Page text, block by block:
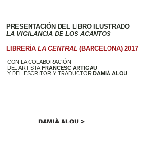
PRESENTACIÓN DEL LIBRO ILUSTRADO
LA VIGILANCIA DE LOS ACANTOS
LIBRERÍA LA CENTRAL (BARCELONA) 2017
CON LA COLABORACIÓN
DEL ARTISTA FRANCESC ARTIGAU
Y DEL ESCRITOR Y TRADUCTOR DAMIÀ ALOU
DAMIÀ ALOU >